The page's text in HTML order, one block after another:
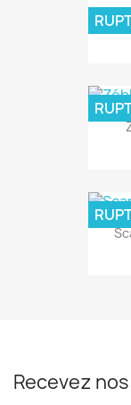
Recevez